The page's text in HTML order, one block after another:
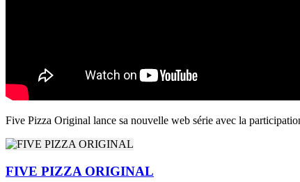
Five Pizza Original lance sa nouvelle web série avec la
FIVE PIZZA ORIGINAL